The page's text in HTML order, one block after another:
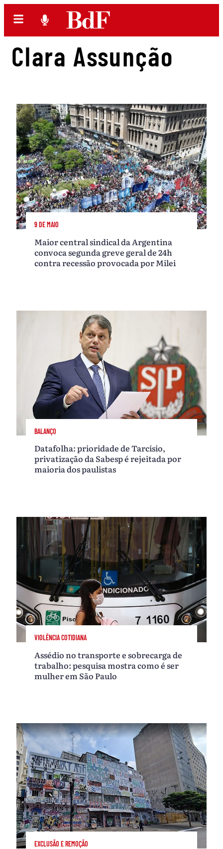
Clara Assunção
9 DE MAIO
Maior central sindical da Argentina
convoca segunda greve geral de 24h
contra recessão provocada por Milei
BALANÇO
Datafolha: prioridade de Tarcísio,
privatização da Sabesp é rejeitada por
maioria dos paulistas
VIOLÊNCIA COTIDIANA
Assédio no transporte e sobrecarga de
trabalho: pesquisa mostra como é ser
mulher em São Paulo
EXCLUSÃO E REMOÇÃO